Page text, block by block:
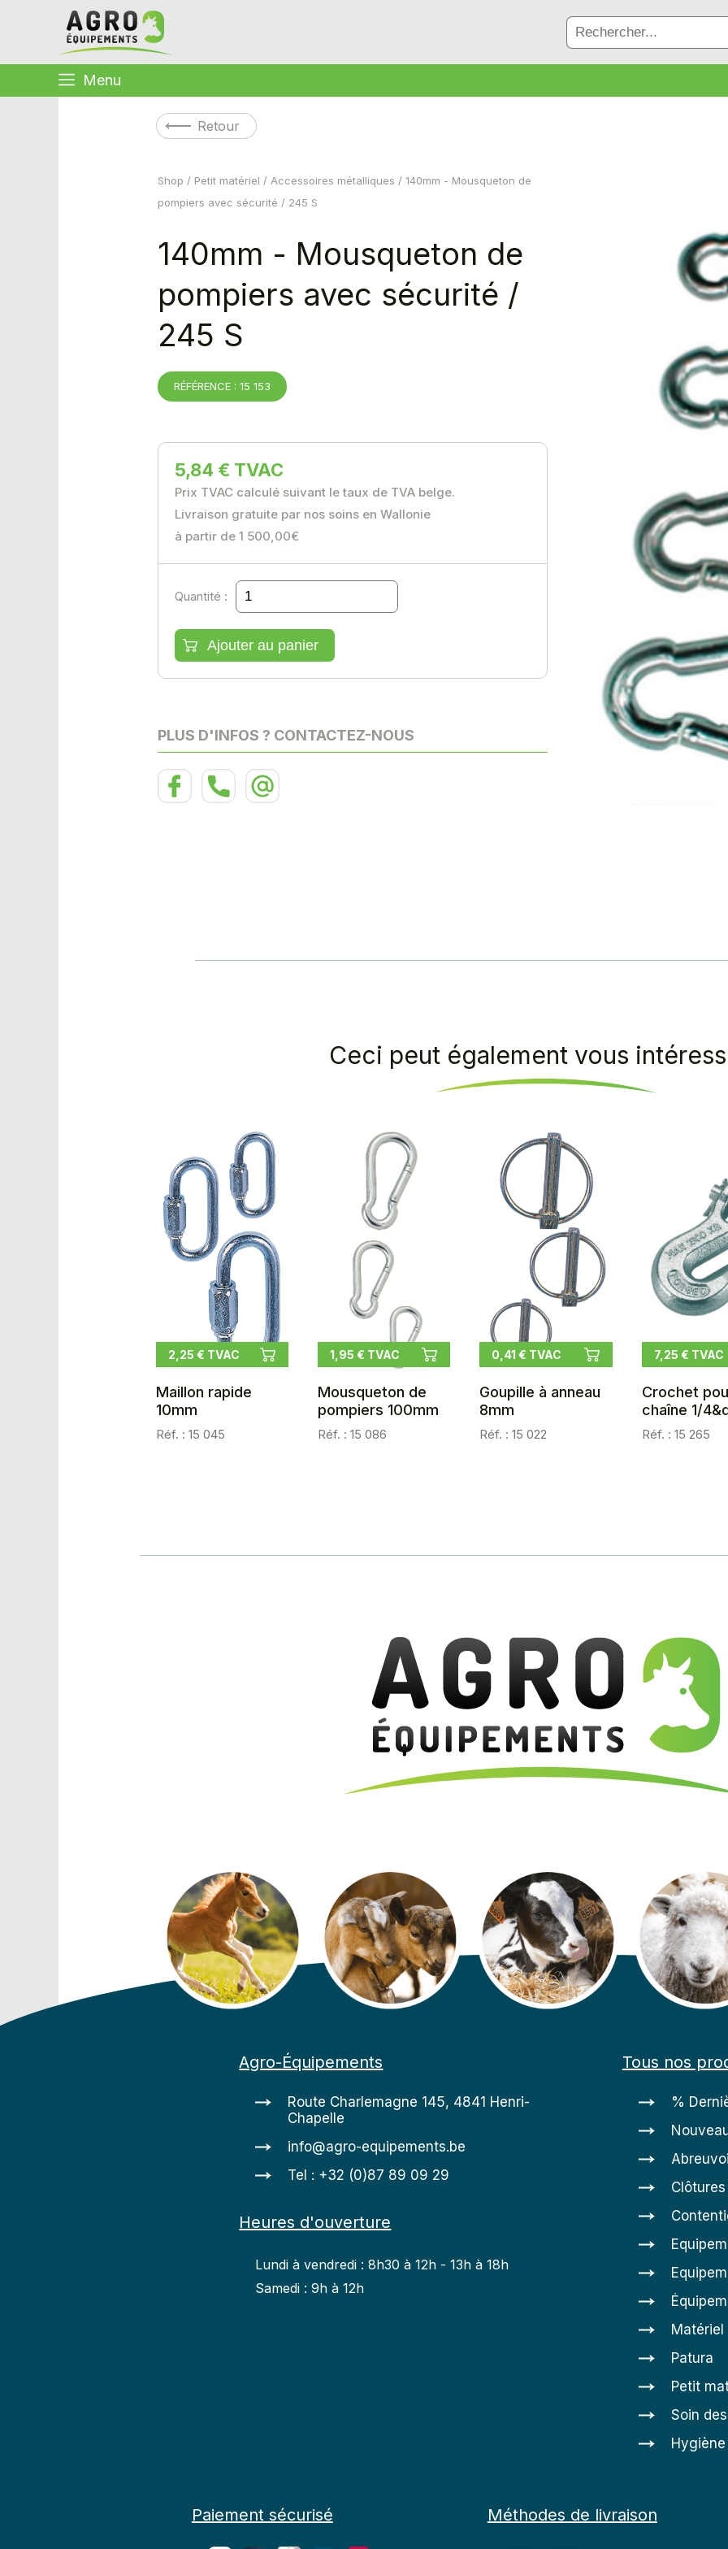
Menu
Retour
Shop / Petit matériel / Accessoires métalliques / 140mm - Mousqueton de
pompiers avec sécurité / 245 S
140mm - Mousqueton de
pompiers avec sécurité /
245 S
RÉFÉRENCE : 15 153
5,84 € TVAC
Prix TVAC calculé suivant le taux de TVA belge.
Livraison gratuite par nos soins en Wallonie
à partir de 1 500,00€
Quantité :
PLUS D'INFOS ? CONTACTEZ-NOUS
Ceci peut également vous
2,25 € TVAC
Maillon rapide
10mm
Réf. : 15 045
1,95 € TVAC
Mousqueton de
pompiers 100mm
Réf. : 15 086
0,41 € TVAC
Goupille à anneau
8mm
Réf. : 15 022
7,25 € TVAC
Crochet
chaîne 1/
Réf. : 15 265
Agro-Équipements
Route Charlemagne 145, 4841 Henri-
Chapelle
info@agro-equipements.be
Tel : +32 (0)87 89 09 29
Heures d'ouverture
Lundi à vendredi : 8h30 à 12h - 13h à 18h
Samedi : 9h à 12h
Tous nos
%
Clôtures
Patura
Petit
Soin
Paiement sécurisé Méthodes de livraison